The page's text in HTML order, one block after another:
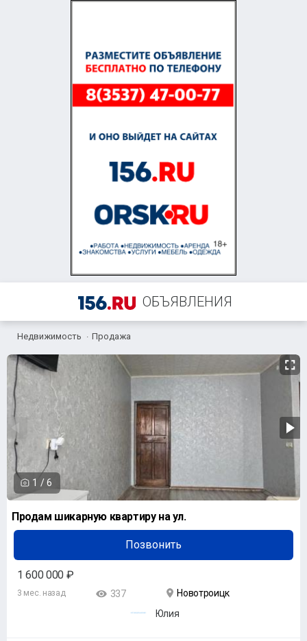
ОБЪЯВЛЕНИЯ
+7 (905) 811-08-00
Недвижимость Продажа
1 / 6
Продам шикарную квартиру на ул.
Позвонить
1 600 000 ₽
3 мес. назад 337
Новотроицк
Юлия